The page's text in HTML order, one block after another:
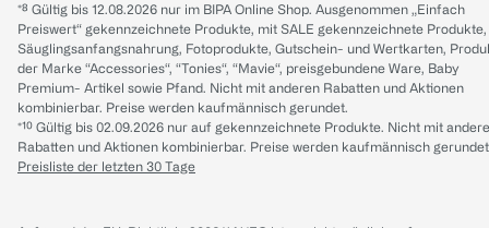
*⁸ Gültig bis 12.08.2026 nur im BIPA Online Shop. Ausgenommen „Einfach
Preiswert“ gekennzeichnete Produkte, mit SALE gekennzeichnete Produkte,
Säuglingsanfangsnahrung, Fotoprodukte, Gutschein- und Wertkarten,
der Marke “Accessories“, “Tonies“, “Mavie“, preisgebundene Ware, Baby
Premium- Artikel sowie Pfand. Nicht mit anderen Rabatten und Aktionen
kombinierbar. Preise werden kaufmännisch gerundet.
*¹⁰ Gültig bis 02.09.2026 nur auf gekennzeichnete Produkte. Nicht mit
Rabatten und Aktionen kombinierbar. Preise werden kaufmännisch
Preisliste der letzten 30 Tage